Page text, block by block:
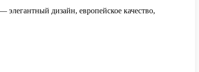
дизайн, европейское качество,